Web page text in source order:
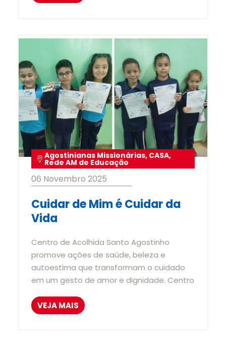
Agostinianas Missionárias, CASA,
Rede AM de Educação
06 Novembro 2025
Cuidar de Mim é Cuidar da
Vida
Centro de Acolhida Santo Agostinho
promove ações de saúde, beleza e
autoestima que transformam o cuidado
em um gesto de amor e dignidade. Centro
VEJA MAIS